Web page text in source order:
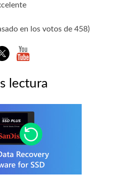
en los votos de 458)
lectura